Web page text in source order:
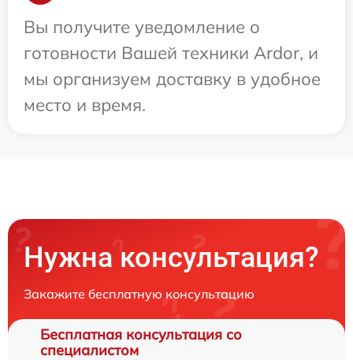
Вы получите уведомление о
готовности Вашей техники Ardor, и
мы организуем доставку в удобное
место и время.
Нужна консультация?
Закажите бесплатную консультацию
Бесплатная консультация со
специалистом